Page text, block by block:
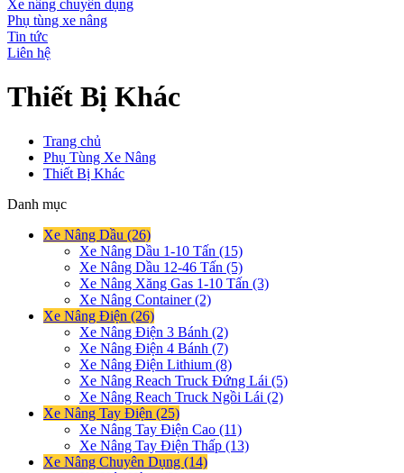
Xe nâng chuyên dụng
Phụ tùng xe nâng
Tin tức
Liên hệ
Thiết Bị Khác
Trang chủ
Phụ Tùng Xe Nâng
Thiết Bị Khác
Danh mục
Xe Nâng Dầu (26)
Xe Nâng Dầu 1-10 Tấn (15)
Xe Nâng Dầu 12-46 Tấn (5)
Xe Nâng Xăng Gas 1-10 Tấn (3)
Xe Nâng Container (2)
Xe Nâng Điện (26)
Xe Nâng Điện 3 Bánh (2)
Xe Nâng Điện 4 Bánh (7)
Xe Nâng Điện Lithium (8)
Xe Nâng Reach Truck Đứng Lái (5)
Xe Nâng Reach Truck Ngồi Lái (2)
Xe Nâng Tay Điện (25)
Xe Nâng Tay Điện Cao (11)
Xe Nâng Tay Điện Thấp (13)
Xe Nâng Chuyên Dụng (14)